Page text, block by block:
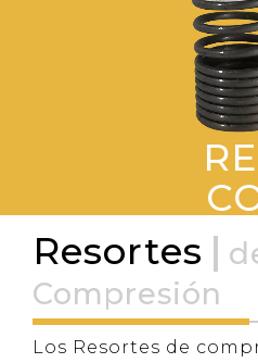
Resortes
Compresión
Los Resortes de